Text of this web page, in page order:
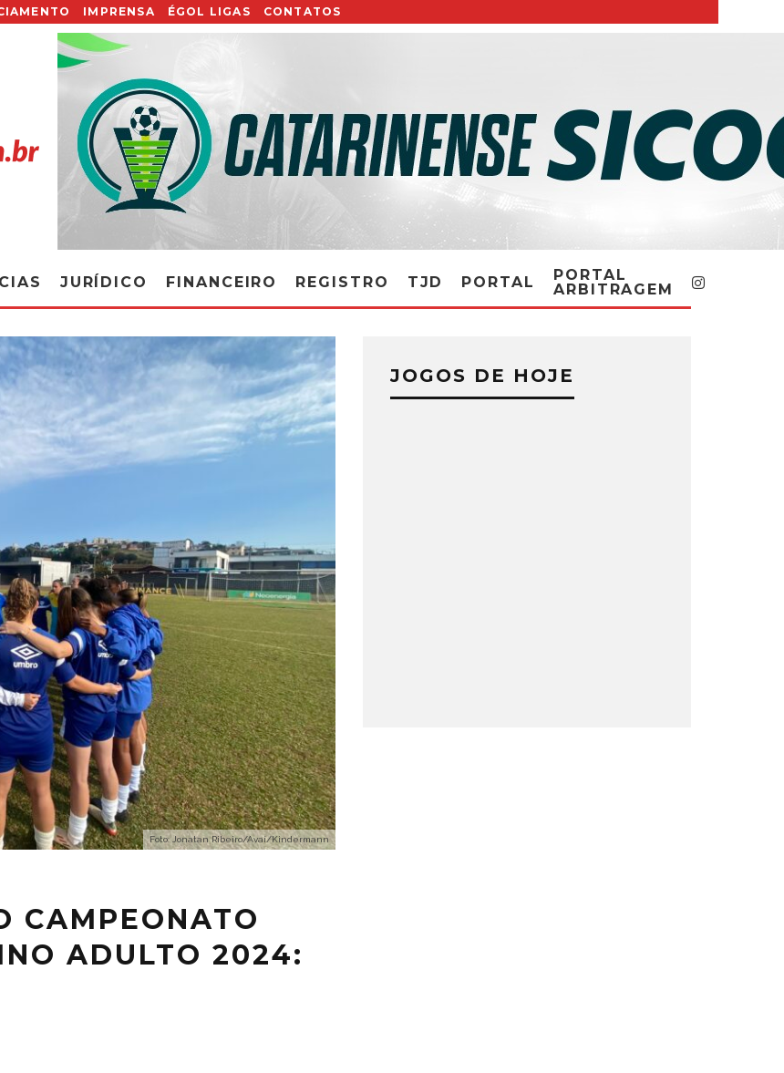
IMPRENSA ÉGOL LIGAS CONTATOS
JURÍDICO FINANCEIRO REGISTRO TJD PORTAL
PORTAL
ARBITRAGEM
Foto: Jonatan Ribeiro/Avaí/Kindermann
CAMPEONATO
ADULTO 2024:
JOGOS DE HOJE